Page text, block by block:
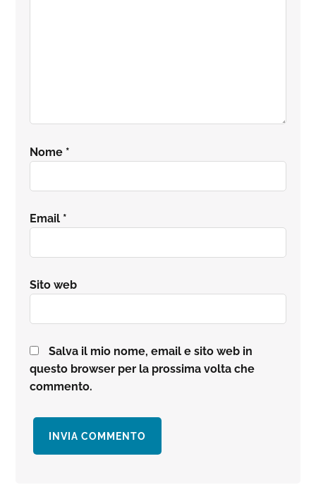
Nome *
Email *
Sito web
Salva il mio nome, email e sito web in
questo browser per la prossima volta che
commento.